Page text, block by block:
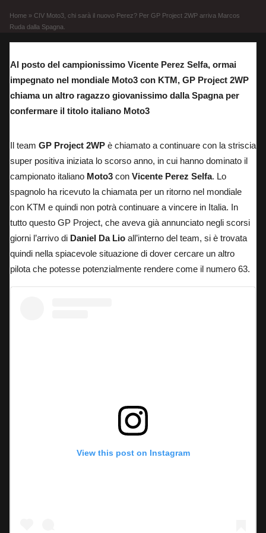
Home » CIV Moto3, chi sarà il nuovo Perez? Per GP Project 2WP arriva Marcos
Ruda dalla Spagna.
Al posto del campionissimo Vicente Perez Selfa, ormai
impegnato nel mondiale Moto3 con KTM, GP Project 2WP
chiama un altro ragazzo giovanissimo dalla Spagna per
confermare il titolo italiano Moto3
Il team GP Project 2WP è chiamato a continuare con la striscia
super positiva iniziata lo scorso anno, in cui hanno dominato il
campionato italiano Moto3 con Vicente Perez Selfa. Lo
spagnolo ha ricevuto la chiamata per un ritorno nel mondiale
con KTM e quindi non potrà continuare a vincere in Italia. In
tutto questo GP Project, che aveva già annunciato negli scorsi
giorni l’arrivo di Daniel Da Lio all’interno del team, si è trovata
quindi nella spiacevole situazione di dover cercare un altro
pilota che potesse potenzialmente rendere come il numero 63.
View this post on Instagram